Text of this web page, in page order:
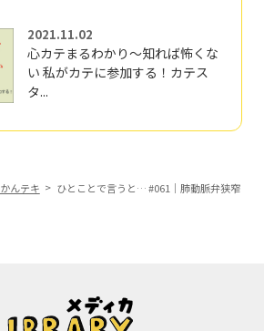
2021.11.02
心カテまるわかり～知れば怖くな
い 私がカテに参加する！カテス
タ...
かんテキ
ひとことで言うと… #061｜肺動脈弁狭窄